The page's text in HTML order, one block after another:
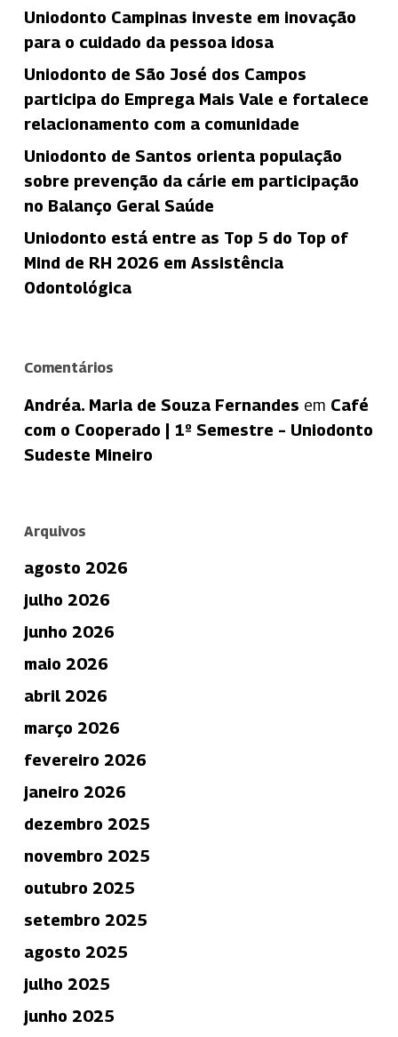
Uniodonto Campinas investe em inovação
para o cuidado da pessoa idosa
Uniodonto de São José dos Campos
participa do Emprega Mais Vale e fortalece
relacionamento com a comunidade
Uniodonto de Santos orienta população
sobre prevenção da cárie em participação
no Balanço Geral Saúde
Uniodonto está entre as Top 5 do Top of
Mind de RH 2026 em Assistência
Odontológica
Comentários
Andréa. Maria de Souza Fernandes em Café
com o Cooperado | 1º Semestre – Uniodonto
Sudeste Mineiro
Arquivos
agosto 2026
julho 2026
junho 2026
maio 2026
abril 2026
março 2026
fevereiro 2026
janeiro 2026
dezembro 2025
novembro 2025
outubro 2025
setembro 2025
agosto 2025
julho 2025
junho 2025